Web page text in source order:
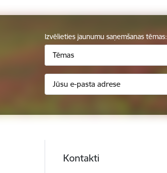
Izvēlieties jaunumu saņemšanas tēmas:
Tēmas
Kontakti